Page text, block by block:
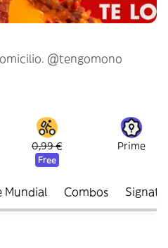
@tengomono
0,99 €
Free
Prime
Mundial Combos